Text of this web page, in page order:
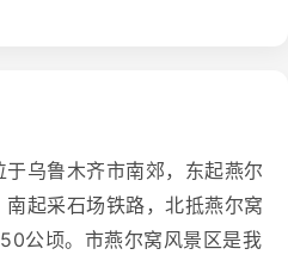
乌鲁木齐市南郊，东起燕尔
起采石场铁路，北抵燕尔窝
公顷。市燕尔窝风景区是我